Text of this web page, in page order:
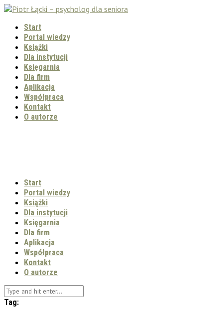
Start
Portal wiedzy
Książki
Dla instytucji
Księgarnia
Dla firm
Aplikacja
Współpraca
Kontakt
O autorze
Start
Portal wiedzy
Książki
Dla instytucji
Księgarnia
Dla firm
Aplikacja
Współpraca
Kontakt
O autorze
Tag: